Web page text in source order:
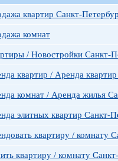
квартир Санкт-
комнат
/ Новостройки Санкт-
квартир / Аренда
комнат / Аренда жилья
элитных квартир Санкт-
квартиру / комнату
квартиру / комнату